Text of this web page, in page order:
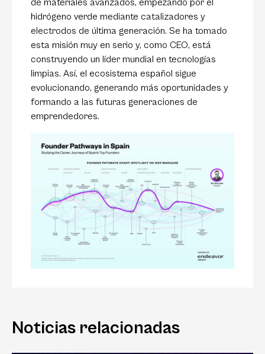
de materiales avanzados, empezando por el
hidrógeno verde mediante catalizadores y
electrodos de última generación. Se ha tomado
esta misión muy en serio y, como CEO, está
construyendo un líder mundial en tecnologías
limpias. Así, el ecosistema español sigue
evolucionando, generando más oportunidades y
formando a las futuras generaciones de
emprendedores.
Noticias relacionadas